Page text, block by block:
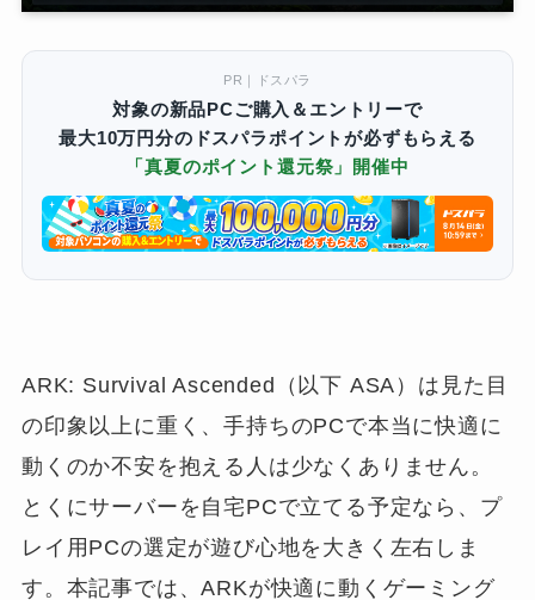
PR｜ドスパラ
対象の新品PCご購入＆エントリーで
最大10万円分のドスパラポイントが必ずもらえる
「真夏のポイント還元祭」開催中
ARK: Survival Ascended（以下 ASA）は見た目
の印象以上に重く、手持ちのPCで本当に快適に
動くのか不安を抱える人は少なくありません。
とくにサーバーを自宅PCで立てる予定なら、プ
レイ用PCの選定が遊び心地を大きく左右しま
す。本記事では、ARKが快適に動くゲーミング